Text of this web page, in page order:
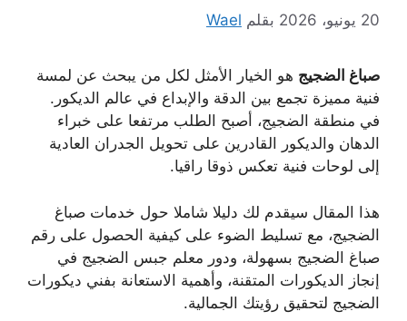
20 يونيو، 2026 بقلم Wael
صباغ الضجيج هو الخيار الأمثل لكل من يبحث عن لمسة
فنية مميزة تجمع بين الدقة والإبداع في عالم الديكور.
في منطقة الضجيج، أصبح الطلب مرتفعا على خبراء
الدهان والديكور القادرين على تحويل الجدران العادية
إلى لوحات فنية تعكس ذوقا راقيا.
هذا المقال سيقدم لك دليلا شاملا حول خدمات صباغ
الضجيج، مع تسليط الضوء على كيفية الحصول على رقم
صباغ الضجيج بسهولة، ودور معلم جبس الضجيج في
إنجاز الديكورات المتقنة، وأهمية الاستعانة بفني ديكورات
الضجيج لتحقيق رؤيتك الجمالية.